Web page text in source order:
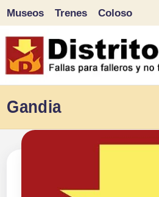
Saltar
al
Museos Trenes Coloso
Gandia